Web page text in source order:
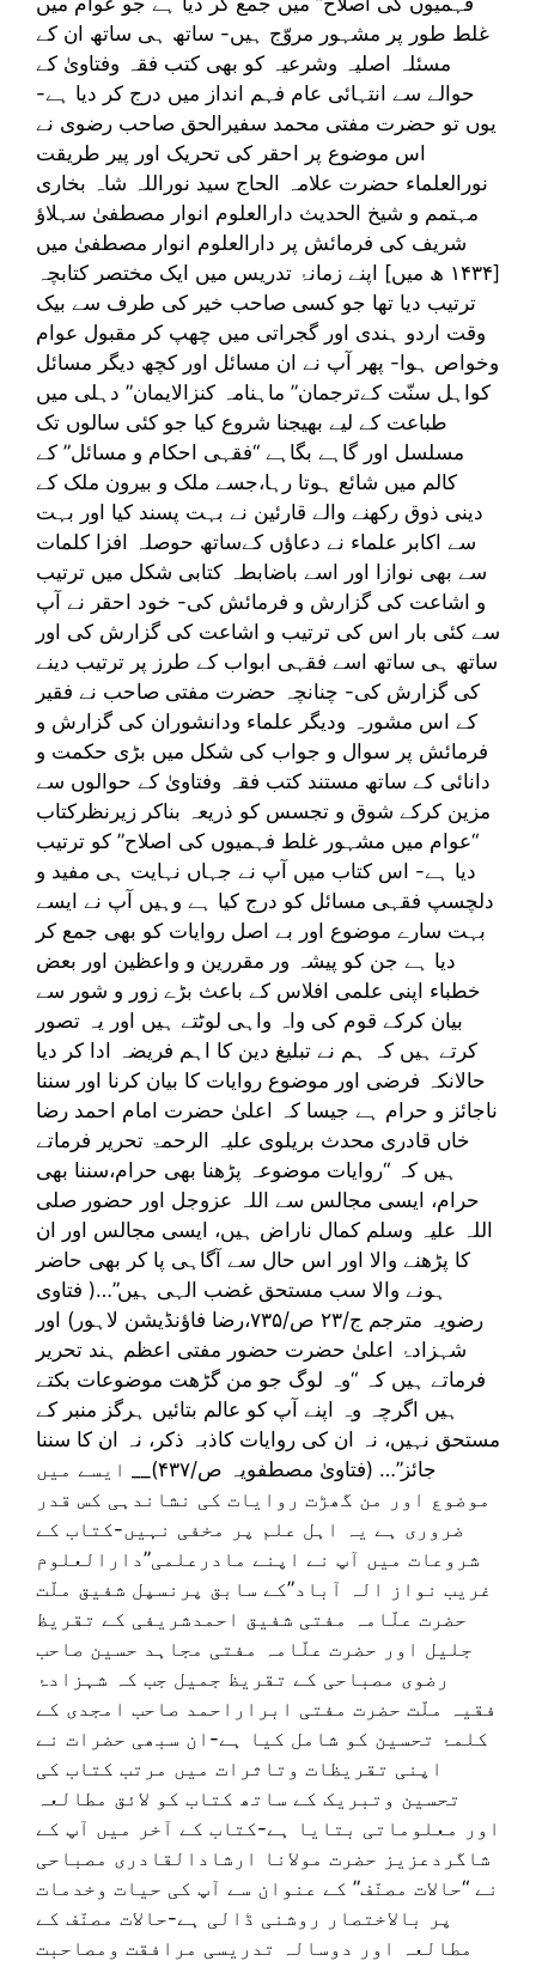
غلط طور پر مشہور مروّج ہیں- ساتھ ہی ساتھ ان کے
مسئلہ اصلیہ وشرعیہ کو بھی کتب فقہ وفتاویٰ کے
حوالے سے انتہائی عام فہم انداز میں درج کر دیا ہے-
یوں تو حضرت مفتی محمد سفیرالحق صاحب رضوی نے
اس موضوع پر احقر کی تحریک اور پیر طریقت
نورالعلماء حضرت علامہ الحاج سید نوراللہ شاہ بخاری
مہتمم و شیخ الحدیث دارالعلوم انوار مصطفیٰ سہلاؤ
شریف کی فرمائش پر دارالعلوم انوار مصطفیٰ میں
[۱۴۳۴ ھ میں] اپنے زمانۂ تدریس میں ایک مختصر کتابچہ
ترتیب دیا تھا جو کسی صاحب خیر کی طرف سے بیک
وقت اردو ہندی اور گجراتی میں چھپ کر مقبول عوام
وخواص ہوا- پھر آپ نے ان مسائل اور کچھ دیگر مسائل
کواہل سنّت کےترجمان” ماہنامہ کنزالایمان” دہلی میں
طباعت کے لیے بھیجنا شروع کیا جو کئی سالوں تک
مسلسل اور گاہے بگاہے “فقہی احکام و مسائل” کے
کالم میں شائع ہوتا رہا،جسے ملک و بیرون ملک کے
دینی ذوق رکھنے والے قارئین نے بہت پسند کیا اور بہت
سے اکابر علماء نے دعاؤں کےساتھ حوصلہ افزا کلمات
سے بھی نوازا اور اسے باضابطہ کتابی شکل میں ترتیب
و اشاعت کی گزارش و فرمائش کی- خود احقر نے آپ
سے کئی بار اس کی ترتیب و اشاعت کی گزارش کی اور
ساتھ ہی ساتھ اسے فقہی ابواب کے طرز پر ترتیب دینے
کی گزارش کی- چنانچہ حضرت مفتی صاحب نے فقیر
کے اس مشورہ ودیگر علماء ودانشوران کی گزارش و
فرمائش پر سوال و جواب کی شکل میں بڑی حکمت و
دانائی کے ساتھ مستند کتب فقہ وفتاویٰ کے حوالوں سے
مزین کرکے شوق و تجسس کو ذریعہ بناکر زیرنظرکتاب
“عوام میں مشہور غلط فہمیوں کی اصلاح” کو ترتیب
دیا ہے- اس کتاب میں آپ نے جہاں نہایت ہی مفید و
دلچسپ فقہی مسائل کو درج کیا ہے وہیں آپ نے ایسے
بہت سارے موضوع اور بے اصل روایات کو بھی جمع کر
دیا ہے جن کو پیشہ ور مقررین و واعظین اور بعض
خطباء اپنی علمی افلاس کے باعث بڑے زور و شور سے
بیان کرکے قوم کی واہ واہی لوٹتے ہیں اور یہ تصور
کرتے ہیں کہ ہم نے تبلیغ دین کا اہم فریضہ ادا کر دیا
حالانکہ فرضی اور موضوع روایات کا بیان کرنا اور سننا
ناجائز و حرام ہے جیسا کہ اعلیٰ حضرت امام احمد رضا
خاں قادری محدث بریلوی علیہ الرحمۃ تحریر فرماتے
ہیں کہ “روایات موضوعہ پڑھنا بھی حرام،سننا بھی
حرام، ایسی مجالس سے اللہ عزوجل اور حضور صلی
اللہ علیہ وسلم کمال ناراض ہیں، ایسی مجالس اور ان
کا پڑھنے والا اور اس حال سے آگاہی پا کر بھی حاضر
ہونے والا سب مستحق غضب الہی ہیں”…( فتاوی
رضویہ مترجم ج/۲۳ ص/۷۳۵،رضا فاؤنڈیشن لاہور) اور
شہزادۂ اعلیٰ حضرت حضور مفتی اعظم ہند تحریر
فرماتے ہیں کہ “وہ لوگ جو من گڑھت موضوعات بکتے
ہیں اگرچہ وہ اپنے آپ کو عالم بتائیں ہرگز منبر کے
مستحق نہیں، نہ ان کی روایات کاذبہ ذکر، نہ ان کا سننا
جائز”… (فتاویٰ مصطفویہ ص/۴۳۷)__ ایسے میں
موضوع اور من گھڑت روایات کی نشاندہی کس قدر
ضروری ہے یہ اہل علم پر مخفی نہیں-کتاب کے
شروعات میں آپ نے اپنے مادرعلمی”دارالعلوم
غریب نواز الہ آباد”کے سابق پرنسپل شفیق ملّت
حضرت علّامہ مفتی شفیق احمدشریفی کے تقریظ
جلیل اور حضرت علّامہ مفتی مجاہد حسین صاحب
رضوی مصباحی کے تقریظ جمیل جب کہ شہزادۂ
فقیہ ملّت حضرت مفتی ابراراحمد صاحب امجدی کے
کلمۂ تحسین کو شامل کیا ہے-ان سبھی حضرات نے
اپنی تقریظات وتاثرات میں مرتب کتاب کی
تحسین وتبریک کے ساتھ کتاب کو لائق مطالعہ
اور معلوماتی بتایا ہے-کتاب کے آخر میں آپ کے
شاگردعزیز حضرت مولانا ارشادالقادری مصباحی
نے “حالات مصنّف” کے عنوان سے آپ کی حیات وخدمات
پر بالاختصار روشنی ڈالی ہے-حالات مصنّف کے
مطالعہ اور دوسالہ تدریسی مرافقت ومصاحبت